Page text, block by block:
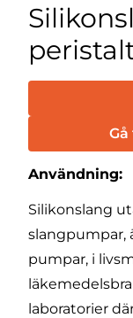
Användning:
Silikonslang
slangpumpar,
pumpar, i
laboratorier